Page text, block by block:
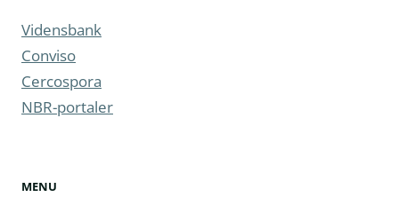
Vidensbank
Conviso
Cercospora
NBR-portaler
MENU